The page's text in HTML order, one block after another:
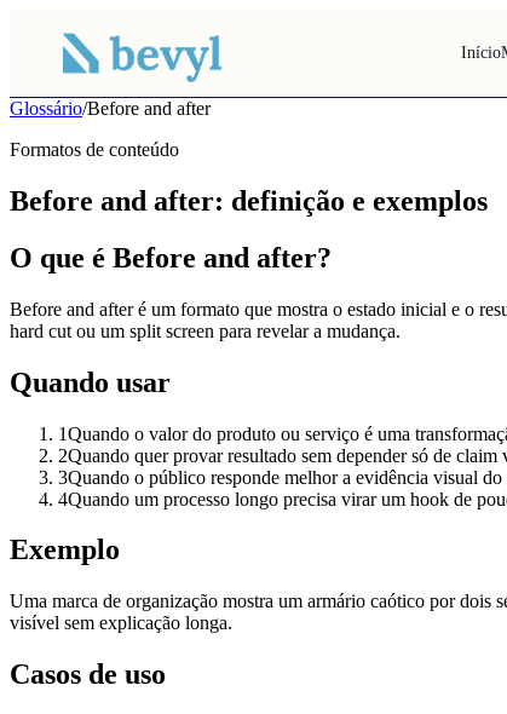
Início
Glossário/Before and after
Formatos de conteúdo
Before and after: definição e exemplos
O que é Before and after?
Before and after é um formato que mostra o estado inicial e o
hard cut ou um split screen para revelar a mudança.
Quando usar
1Quando o valor do produto ou serviço é uma
2Quando quer provar resultado sem depender só de claim
3Quando o público responde melhor a evidência visual do
4Quando um processo longo precisa virar um hook de
Exemplo
Uma marca de organização mostra um armário caótico por dois
visível sem explicação longa.
Casos de uso